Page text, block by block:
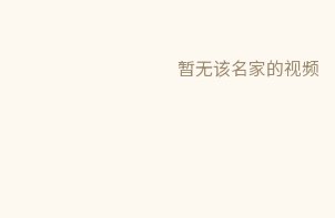
暂无该名家的视频